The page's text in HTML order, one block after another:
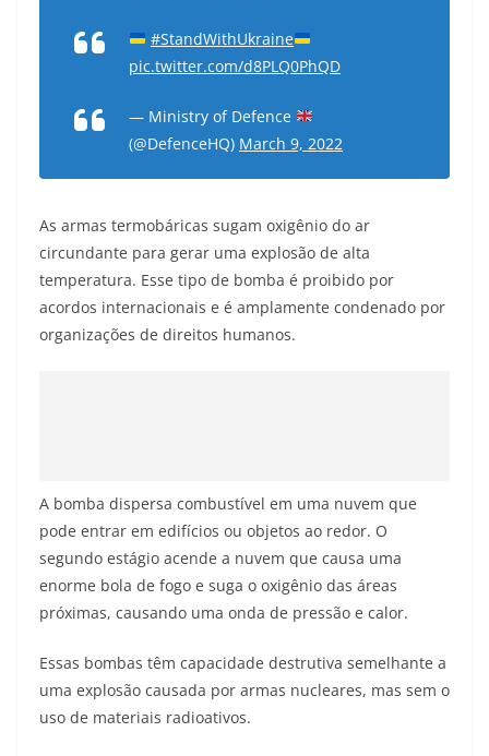
#StandWithUkraine
pic.twitter.com/d8PLQ0PhQD
— Ministry of Defence
(@DefenceHQ) March 9, 2022
As armas termobáricas sugam oxigênio do ar
circundante para gerar uma explosão de alta
temperatura. Esse tipo de bomba é proibido por
acordos internacionais e é amplamente condenado por
organizações de direitos humanos.
A bomba dispersa combustível em uma nuvem que
pode entrar em edifícios ou objetos ao redor. O
segundo estágio acende a nuvem que causa uma
enorme bola de fogo e suga o oxigênio das áreas
próximas, causando uma onda de pressão e calor.
Essas bombas têm capacidade destrutiva semelhante a
uma explosão causada por armas nucleares, mas sem o
uso de materiais radioativos.